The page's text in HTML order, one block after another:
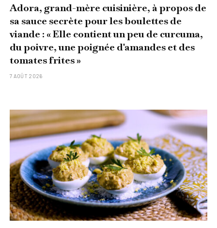
Adora, grand-mère cuisinière, à propos de
sa sauce secrète pour les boulettes de
viande : « Elle contient un peu de curcuma,
du poivre, une poignée d'amandes et des
tomates frites »
7 AOÛT 2026